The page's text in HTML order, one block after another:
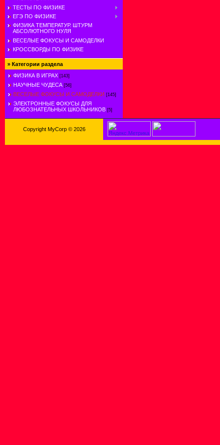
ТЕСТЫ ПО ФИЗИКЕ
ЕГЭ ПО ФИЗИКЕ
ФИЗИКА ТЕМПЕРАТУР. ШТУРМ
АБСОЛЮТНОГО НУЛЯ
ВЕСЕЛЫЕ ФОКУСЫ И САМОДЕЛКИ
КРОССВОРДЫ ПО ФИЗИКЕ
» Категории раздела
ФИЗИКА В ИГРАХ [143]
НАУЧНЫЕ ЧУДЕСА [56]
ВЕСЕЛЫЕ ФОКУСЫ И САМОДЕЛКИ [145]
ЭЛЕКТРОННЫЕ ФОКУСЫ ДЛЯ
ЛЮБОЗНАТЕЛЬНЫХ ШКОЛЬНИКОВ [5]
Copyright MyCorp © 2026